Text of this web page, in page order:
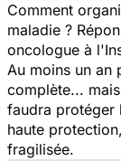
Comment
maladie ?
oncologue à
Au moins un an
complète...
faudra protéger
haute
fragilisée.